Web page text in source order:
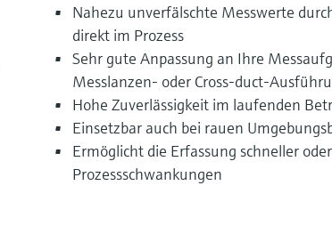
Nahezu unverfälschte Messwerte
direkt im Prozess
Sehr gute Anpassung an Ihre
Messlanzen- oder Cross-duct-
Hohe Zuverlässigkeit im laufenden
Einsetzbar auch bei rauen
Ermöglicht die Erfassung schneller
Prozessschwankungen